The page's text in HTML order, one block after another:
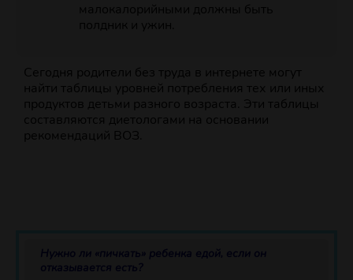
малокалорийными должны быть
полдник и ужин.
Сегодня родители без труда в интернете могут
найти таблицы уровней потребления тех или иных
продуктов детьми разного возраста. Эти таблицы
составляются диетологами на основании
рекомендаций ВОЗ.